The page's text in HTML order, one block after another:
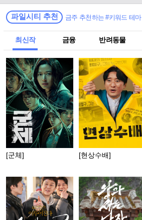
파일시티 추천 금주 추천하는 #키워드 테마
최신작 금융 반려동물
[군체] [현상수배]